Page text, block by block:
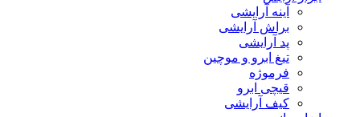
آینه آرایشی
براش آرایشی
پد آرایشی
تیغ ابرو و موچین
فرموژه
قیچی ابرو
کیف آرایشی